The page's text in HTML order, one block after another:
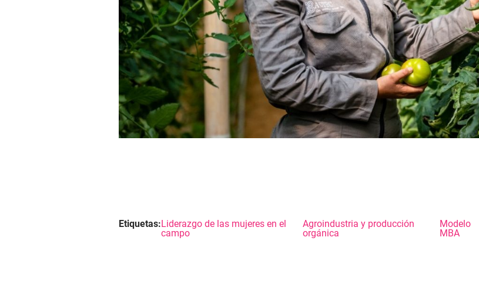
Etiquetas:Liderazgo de las mujeres en el
campo
Agroindustria y producción
orgánica
Modelo
MBA